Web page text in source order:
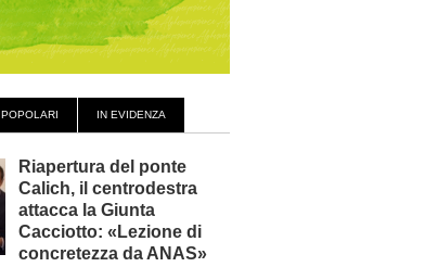
POPOLARI IN EVIDENZA
Riapertura del ponte
Calich, il centrodestra
attacca la Giunta
Cacciotto: «Lezione di
concretezza da ANAS»